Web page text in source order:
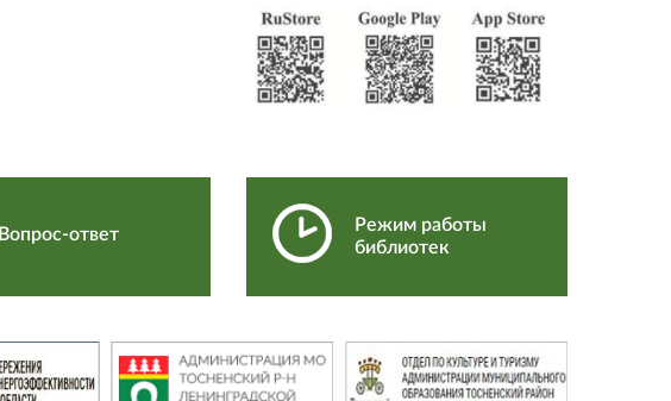
Вопрос-ответ
Режим работы
библиотек